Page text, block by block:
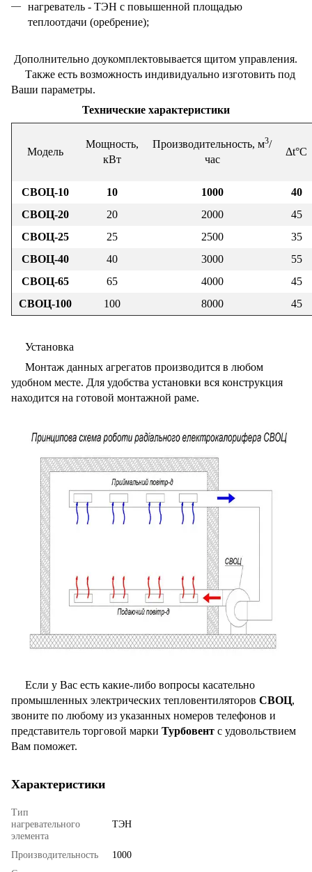
нагреватель - ТЭН с повышенной площадью
теплоотдачи (оребрение);
Дополнительно доукомплектовывается щитом управления.
Также есть возможность индивидуально изготовить под
Ваши параметры.
Технические характеристики
Модель
Мощность,
кВт
Производительность, м3/
час
Δt°C
СВОЦ-10 10 1000
40
СВОЦ-20
20 2000
45
СВОЦ-25
25 2500
35
СВОЦ-40
40 3000
55
СВОЦ-65
65 4000
45
СВОЦ-100
100 8000 45
Установка
Монтаж данных агрегатов производится в любом
удобном месте. Для удобства установки вся конструкция
находится на готовой монтажной раме.
Если у Вас есть какие-либо вопросы касательно
промышленных электрических тепловентиляторов СВОЦ,
звоните по любому из указанных номеров телефонов и
представитель торговой марки Турбовент с удовольствием
Вам поможет.
Характеристики
Тип
нагревательного
элемента
ТЭН
Производительность
1000